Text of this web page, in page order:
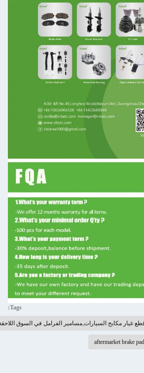
Tags:
مكابح السيارات,مسامير الفرامل في السوق اللاحقة
aftermarket brake